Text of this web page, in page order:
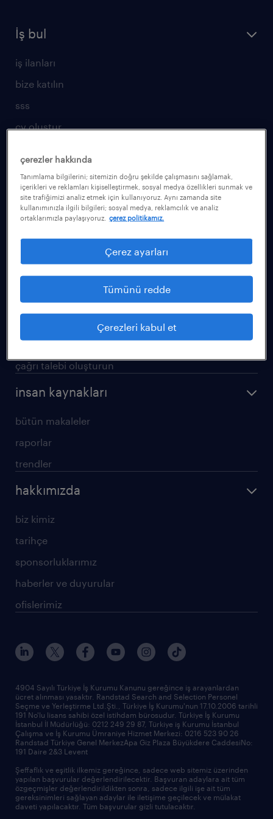
İş bul
iş ilanları
bize katılın
sss
cv oluştur
yetenekler için
operasyonel
profesyonel
kariyer rehberliği
operasyonel
profesyonel
araştırma raporları
çağrı talebi oluşturun
insan kaynakları
bütün makaleler
raporlar
trendler
hakkımızda
biz kimiz
tarihçe
sponsorluklarımız
haberler ve duyurular
ofislerimiz
4904 Sayılı Türkiye İş Kurumu Kanunu gereğince iş arayanlardan
ücret alınması yasaktır. Randstad Search and Selection Personel
Seçme ve Yerleştirme Ltd.Şti., Türkiye İş Kurumu'nun 17.10.2006 tarihli
191 No'lu lisans sahibi özel istihdam bürosudur. Türkiye İş Kurumu
İstanbul İl Müdürlüğü: 0212 249 29 87, Türkiye iş Kurumu İstanbul
Çalışma ve İş Kurumu Ümraniye Hizmet Merkezi: 0216 523 90 26
Randstad Türkiye Genel MerkezApa Giz Plaza Büyükdere CaddesiNo:
191 Daire 2&3 Levent
Şeffaflık ve eşitlik ilkemiz gereğince, sadece web sitemiz üzerinden
yapılan başvurular değerlendirilecektir. Başvuran adaylara ait tüm
özgeçmişler değerlendirildikten sonra, sadece ilgili işe ait tüm
gereksinimleri sağlayan adaylar ile iletişime geçilecek ve mülakat
daveti yapılacaktır. Tüm başvurular gizli tutulacaktır.
çerezler hakkında
Tanımlama bilgilerini; sitemizin doğru şekilde çalışmasını sağlamak,
içerikleri ve reklamları kişiselleştirmek, sosyal medya özellikleri sunmak ve
site trafiğimizi analiz etmek için kullanıyoruz. Aynı zamanda site
kullanımınızla ilgili bilgileri; sosyal medya, reklamcılık ve analiz
ortaklarımızla paylaşıyoruz.
çerez politikamız.
Çerez ayarları
Tümünü redde
Çerezleri kabul et